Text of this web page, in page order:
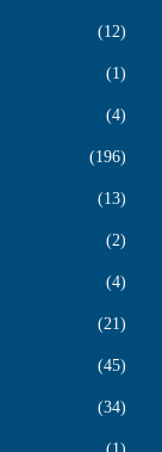
12
1
4
196
13
2
4
21
45
34